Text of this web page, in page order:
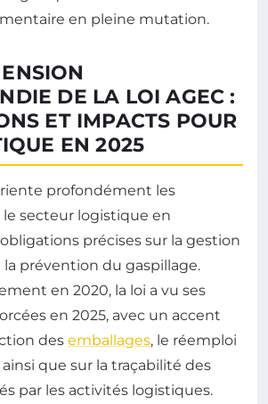
en pleine mutation.
DE LA LOI AGEC :
ET IMPACTS POUR
EN 2025
profondément les
secteur logistique en
précises sur la gestion
prévention du gaspillage.
en 2020, la loi a vu ses
en 2025, avec un accent
des emballages, le réemploi
que sur la traçabilité des
par les activités logistiques.